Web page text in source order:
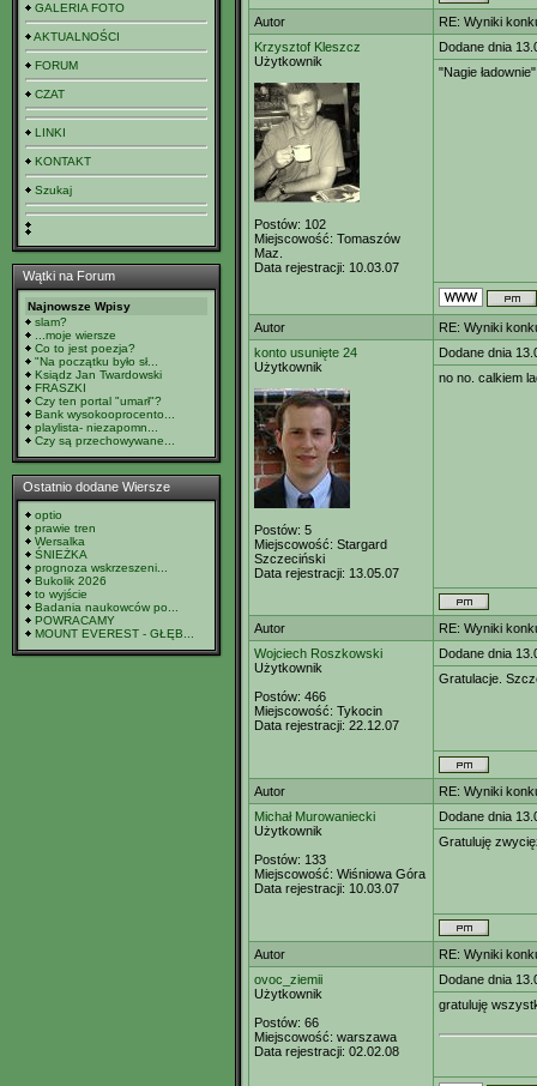
GALERIA FOTO
AKTUALNOŚCI
FORUM
CZAT
LINKI
KONTAKT
Szukaj
Wątki na Forum
Najnowsze Wpisy
slam?
...moje wiersze
Co to jest poezja?
"Na początku było sł...
Ksiądz Jan Twardowski
FRASZKI
Czy ten portal "umarł"?
Bank wysokooprocento...
playlista- niezapomn...
Czy są przechowywane...
Ostatnio dodane Wiersze
optio
prawie tren
Wersalka
ŚNIEŻKA
prognoza wskrzeszeni...
Bukolik 2026
to wyjście
Badania naukowców po...
POWRACAMY
MOUNT EVEREST - GŁĘB...
Autor
RE: Wyniki
Krzysztof Kleszcz
Użytkownik
Postów: 102
Miejscowość: Tomaszów
Maz.
Data rejestracji: 10.03.07
Dodane dnia
"Nagie
Autor
RE: Wyniki
konto usunięte 24
Użytkownik
Postów: 5
Miejscowość: Stargard
Szczeciński
Data rejestracji: 13.05.07
Dodane dnia
no no. calkiem
Autor
RE: Wyniki
Wojciech Roszkowski
Użytkownik
Postów: 466
Miejscowość: Tykocin
Data rejestracji: 22.12.07
Dodane dnia
Gratulacje.
Autor
RE: Wyniki
Michał Murowaniecki
Użytkownik
Postów: 133
Miejscowość: Wiśniowa Góra
Data rejestracji: 10.03.07
Dodane dnia
Gratuluję
Autor
RE: Wyniki
ovoc_ziemii
Użytkownik
Postów: 66
Miejscowość: warszawa
Data rejestracji: 02.02.08
Dodane dnia
gratuluję